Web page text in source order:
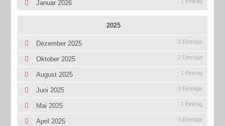
Januar 2026
2025
Dezember 2025 2 Einträge
Oktober 2025 2 Einträge
August 2025 1 Eintrag
Juni 2025 3 Einträge
Mai 2025 1 Eintrag
April 2025 3 Einträge